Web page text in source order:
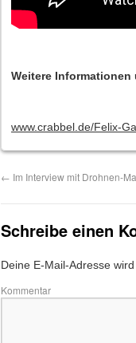
Weitere
www.crabbel.de/Felix-
← Im Interview mit Drohnen-
Schreibe einen
Deine E-Mail-Adresse
Kommentar